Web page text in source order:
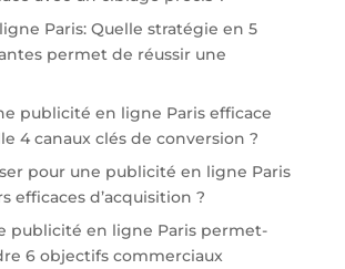
Paris: Quelle stratégie en 5
permet de réussir une
publicité en ligne Paris efficace
4 canaux clés de conversion ?
pour une publicité en ligne Paris
efficaces d’acquisition ?
publicité en ligne Paris permet-
6 objectifs commerciaux